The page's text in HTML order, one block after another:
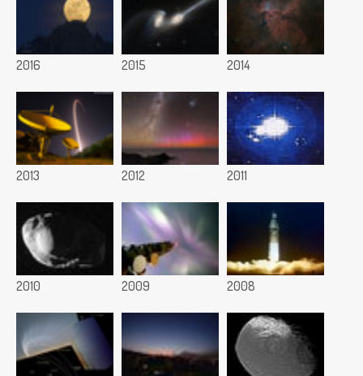
2016 2015 2014
2013 2012 2011
2010 2009 2008